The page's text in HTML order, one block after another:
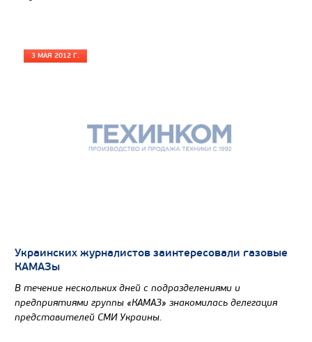
Цена по запросу
Направление разгрузки
Узнать цену
3 МАЯ 2012 Г.
Украинских журналистов заинтересовали газовые
КАМАЗы
В течение нескольких дней с подразделениями и
предприятиями группы «КАМАЗ» знакомилась делегация
представителей СМИ Украины.